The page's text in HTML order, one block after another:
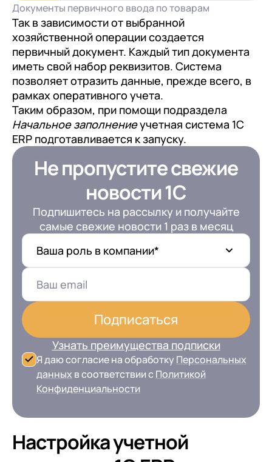
Документы первичного ввода по товарам
Так в зависимости от выбранной
хозяйственной операции создается
первичный документ. Каждый тип документа
иметь свой набор реквизитов. Система
позволяет отразить данные, прежде всего, в
рамках оперативного учета.
Таким образом, при помощи подраздела
Начальное заполнениеучетная система 1С
ERP подготавливается к запуску.
Не пропустите свежие
новости 1С
Подпишитесь на рассылку и получайте
самые свежие новости 1 раз в месяц
Ваша роль в компании*
Подписаться
Узнать преимущества подписки
Я даю согласие на обработку Персональных
данных в соответствии сПолитикой
Конфиденциальности
Настройка учетной